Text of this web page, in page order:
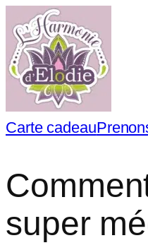
Carte cadeau
super